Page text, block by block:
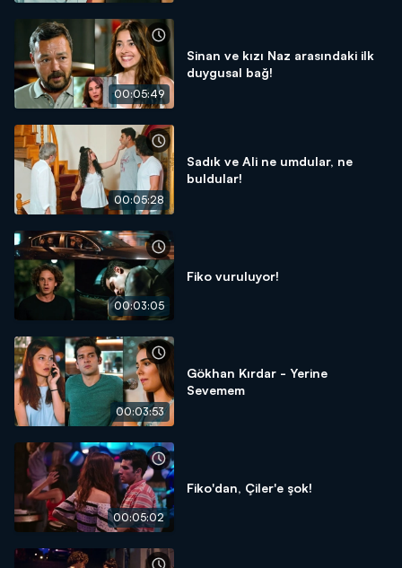
00:05:49
Sinan ve kızı Naz arasındaki ilk
duygusal bağ!
00:05:28
Sadık ve Ali ne umdular, ne
buldular!
00:03:05
Fiko vuruluyor!
00:03:53
Gökhan Kırdar - Yerine
Sevemem
00:05:02
Fiko'dan, Çiler'e şok!